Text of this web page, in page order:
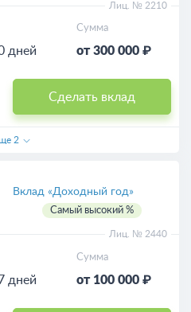
Лиц. № 2210
дней
Сумма
от 300 000 ₽
Сделать вклад
2
Вклад «Доходный год»
Самый высокий %
Лиц. № 2440
дней
Сумма
от 100 000 ₽